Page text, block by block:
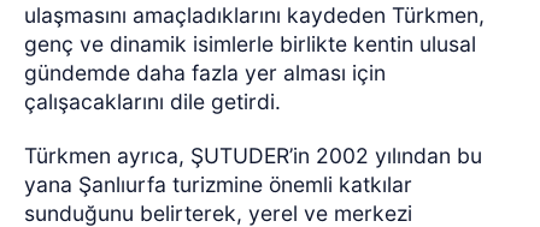
ulaşmasını amaçladıklarını kaydeden Türkmen,
genç ve dinamik isimlerle birlikte kentin ulusal
gündemde daha fazla yer alması için
çalışacaklarını dile getirdi.
Türkmen ayrıca, ŞUTUDER’in 2002 yılından bu
yana Şanlıurfa turizmine önemli katkılar
sunduğunu belirterek, yerel ve merkezi